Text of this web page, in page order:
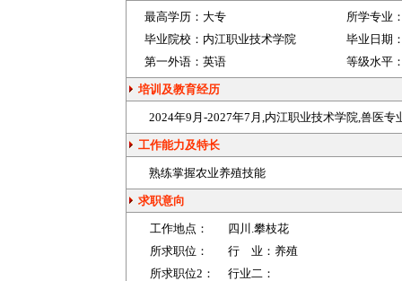
最高学历： 大专
所学专业
毕业院校： 内江职业技术学院
毕业日期
第一外语： 英语 等级水平
培训及教育经历
2024年9月-2027年7月,内江职业技术学院,兽医专
工作能力及特长
熟练掌握农业养殖技能
求职意向
工作地点： 四川 .攀枝花
所求职位：
行 业： 养殖
所求职位2：
行业二：